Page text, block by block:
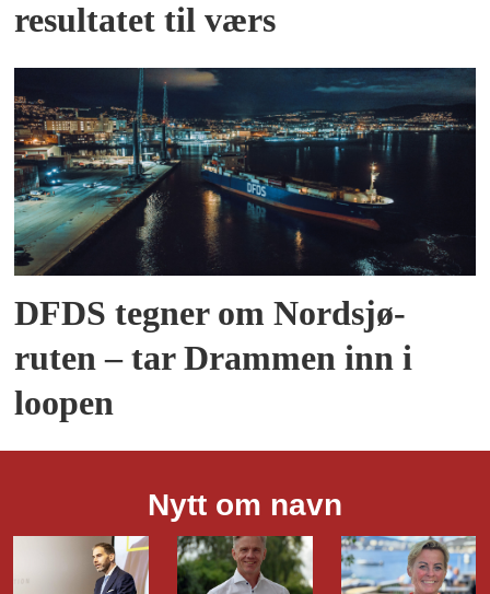
resultatet til værs
DFDS tegner om Nordsjø-
ruten – tar Drammen inn i
loopen
Nytt om navn